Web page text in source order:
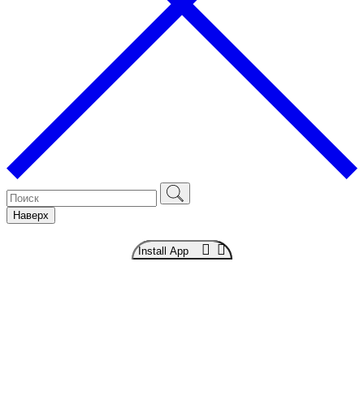
Наверх
Install App